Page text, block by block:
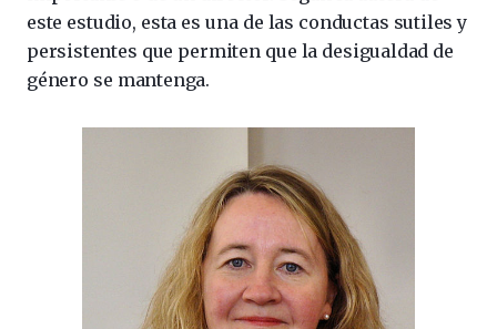
este estudio, esta es una de las conductas sutiles y
persistentes que permiten que la desigualdad de
género se mantenga.